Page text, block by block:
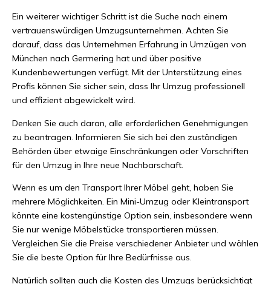
Ein weiterer wichtiger Schritt ist die Suche nach einem
vertrauenswürdigen Umzugsunternehmen. Achten Sie
darauf, dass das Unternehmen Erfahrung in Umzügen von
München nach Germering hat und über positive
Kundenbewertungen verfügt. Mit der Unterstützung eines
Profis können Sie sicher sein, dass Ihr Umzug professionell
und effizient abgewickelt wird.
Denken Sie auch daran, alle erforderlichen Genehmigungen
zu beantragen. Informieren Sie sich bei den zuständigen
Behörden über etwaige Einschränkungen oder Vorschriften
für den Umzug in Ihre neue Nachbarschaft.
Wenn es um den Transport Ihrer Möbel geht, haben Sie
mehrere Möglichkeiten. Ein Mini-Umzug oder Kleintransport
könnte eine kostengünstige Option sein, insbesondere wenn
Sie nur wenige Möbelstücke transportieren müssen.
Vergleichen Sie die Preise verschiedener Anbieter und wählen
Sie die beste Option für Ihre Bedürfnisse aus.
Natürlich sollten auch die Kosten des Umzugs berücksichtigt